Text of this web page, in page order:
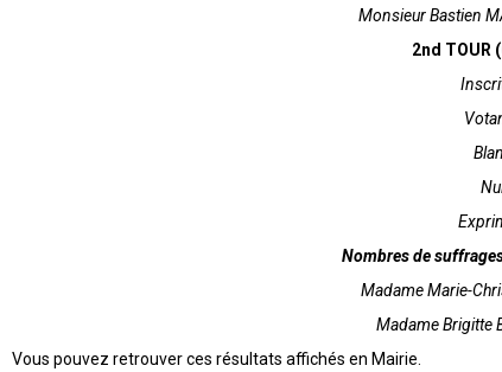
Monsieur Bastien
2nd TOUR
Nombres de
Madame Marie-
Madame Brigitte
Vous pouvez retrouver ces résultats affichés en Mairie.